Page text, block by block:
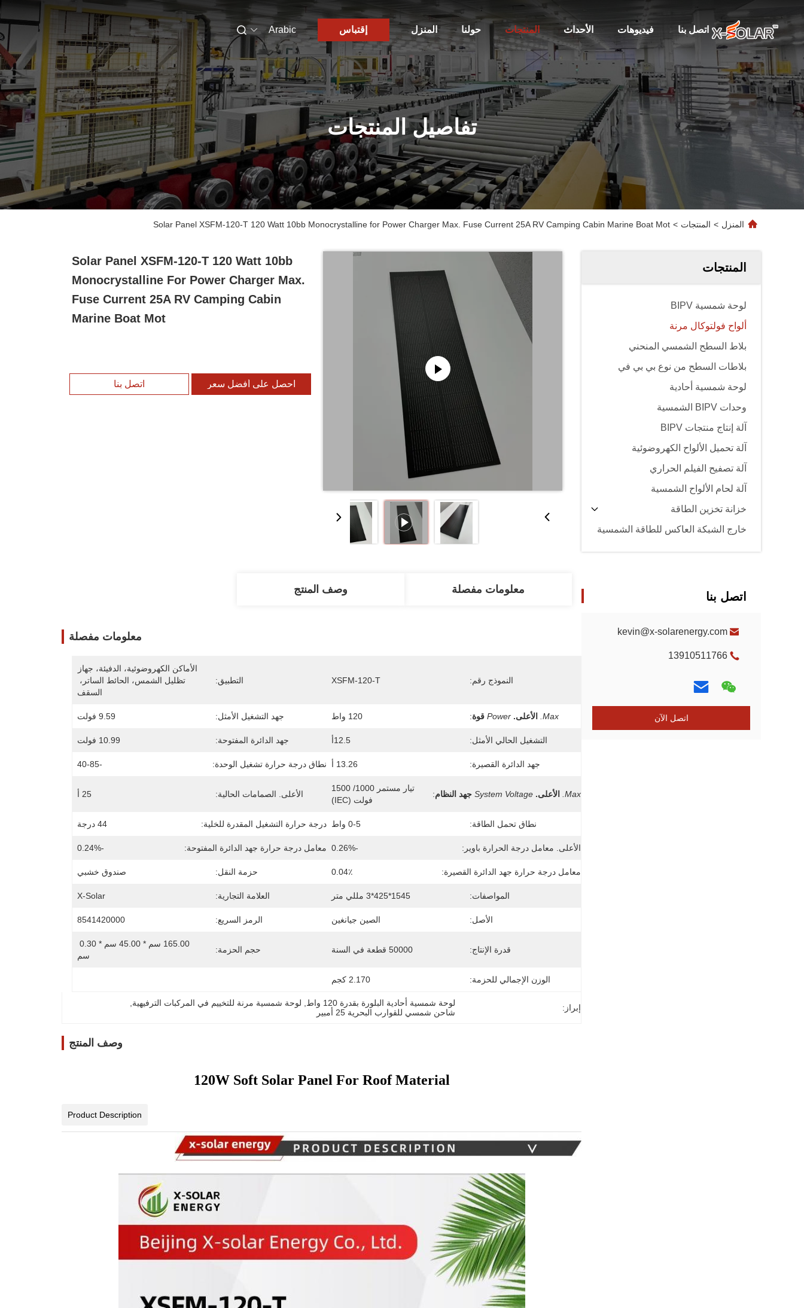
المنزل حولنا المنتجات الأحداث فيديوهات اتصل بنا إقتباس Arabic
تفاصيل المنتجات
المنزل > المنتجات >
Solar Panel XSFM-120-T 120 Watt 10bb Monocrystalline for Power Charger Max. Fuse Current 25A RV Camping Cabin Marine Boat Mot
المنتجات
لوحة شمسية BIPV
ألواح فولتوكال مرنة
بلاط السطح الشمسي المنحني
بلاطات السطح من نوع بي بي في
لوحة شمسية أحادية
وحدات BIPV الشمسية
آلة إنتاج منتجات BIPV
آلة تحميل الألواح الكهروضوئية
آلة تصفيح الفيلم الحراري
آلة لحام الألواح الشمسية
خزانة تخزين الطاقة
خارج الشبكة العاكس للطاقة الشمسية
اتصل بنا
kevin@x-solarenergy.com
13910511766
اتصل الآن
Solar Panel XSFM-120-T 120 Watt 10bb
Monocrystalline For Power Charger Max.
Fuse Current 25A RV Camping Cabin
Marine Boat Mot
احصل على أفضل سعر اتصل بنا
معلومات مفصلة وصف المنتج
معلومات مفصلة
النموذج رقم: XSFM-120-T التطبيق:
السقف
Max. الأعلى. Power قوة: 120 واط جهد التشغيل الأمثل: 9.59 فولت
التشغيل الحالي الأمثل: 12.5أ جهد الدائرة المفتوحة: 10.99 فولت
جهد الدائرة القصيرة: 13.26 أ نطاق درجة حرارة تشغيل الوحدة: -40-85
Max. الأعلى. System Voltage جهد النظام:
فولت (IEC)
الأعلى. الصمامات الحالية: 25 أ
نطاق تحمل الطاقة: 0-5 واط درجة حرارة التشغيل المقدرة للخلية: 44 درجة
الأعلى. معامل درجة الحرارة باوير: -0.26% معامل درجة حرارة جهد الدائرة المفتوحة: -0.24%
معامل درجة حرارة جهد الدائرة القصيرة: 0.04٪ حزمة النقل: صندوق خشبي
المواصفات: 1545*425*3 مللي متر العلامة التجارية: X-Solar
الأصل: الصين جيانغين الرمز السريع: 8541420000
قدرة الإنتاج: 50000 قطعة في السنة حجم الحزمة:
سم
الوزن الإجمالي للحزمة: 2.170 كجم
إبراز: لوحة شمسية أحادية البلورة بقدرة 120 واط لوحة شمسية مرنة للتخييم في المركبات الترفيهية
شاحن شمسي للقوارب البحرية 25 أمبير
وصف المنتج
120W Soft Solar Panel For Roof Material
Product Description